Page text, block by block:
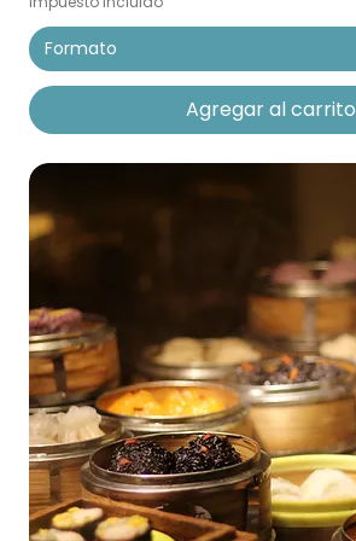
Agregar al carrito